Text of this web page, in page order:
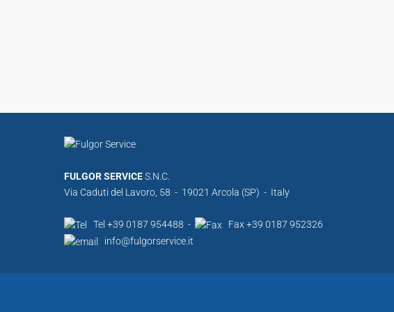
FULGOR SERVICES.N.C.
Via Caduti del Lavoro, 58 - 19021 Arcola (SP) - Italy
Tel +39 0187 954488 -
Fax +39 0187 952326
info@fulgorservice.it